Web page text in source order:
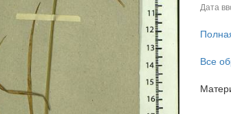
Дата
Все